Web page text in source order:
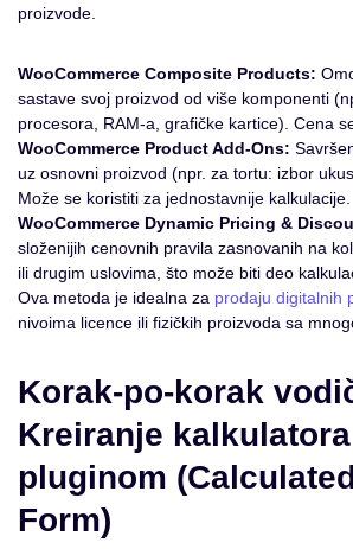
proizvode.
WooCommerce Composite Products:
sastave svoj proizvod od više komponenti
procesora, RAM-a, grafičke kartice). Cena
WooCommerce Product Add-Ons:
uz osnovni proizvod (npr. za tortu: izbor
Može se koristiti za jednostavnije kalkulacije.
WooCommerce Dynamic Pricing &
složenijih cenovnih pravila zasnovanih na
ili drugim uslovima, što može biti deo
Ova metoda je idealna za prodaju digitalnih
nivoima licence ili fizičkih proizvoda sa
Korak-po-korak
Kreiranje
pluginom
Form)